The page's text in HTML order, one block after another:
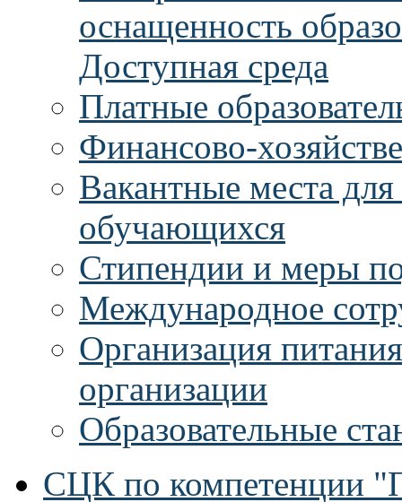
оснащенность
Доступная среда
Платные
Финансово-
Вакантные места
обучающихся
Стипендии и меры
Международное
Организация
организации
Образовательные
СЦК по компетенции